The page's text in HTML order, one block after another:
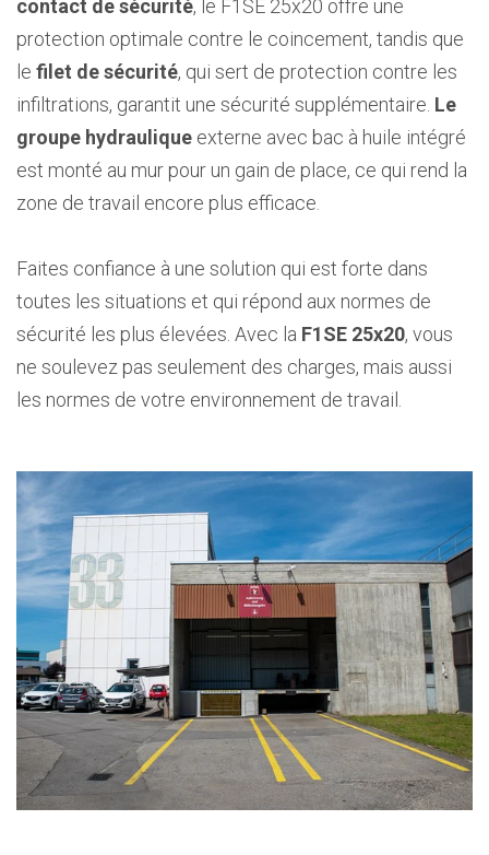
contact de sécurité, le F1SE 25x20 offre une
protection optimale contre le coincement, tandis que
le filet de sécurité, qui sert de protection contre les
infiltrations, garantit une sécurité supplémentaire. Le
groupe hydraulique externe avec bac à huile intégré
est monté au mur pour un gain de place, ce qui rend la
zone de travail encore plus efficace.
Faites confiance à une solution qui est forte dans
toutes les situations et qui répond aux normes de
sécurité les plus élevées. Avec la F1SE 25x20, vous
ne soulevez pas seulement des charges, mais aussi
les normes de votre environnement de travail.